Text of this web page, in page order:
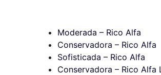
Moderada – Rico Alfa
Conservadora – Rico Alfa
Sofisticada – Rico Alfa
Conservadora – Rico Alfa